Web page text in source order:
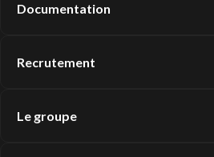
Documentation
Recrutement
Le groupe